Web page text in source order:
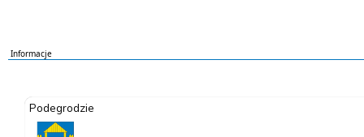
Informacje